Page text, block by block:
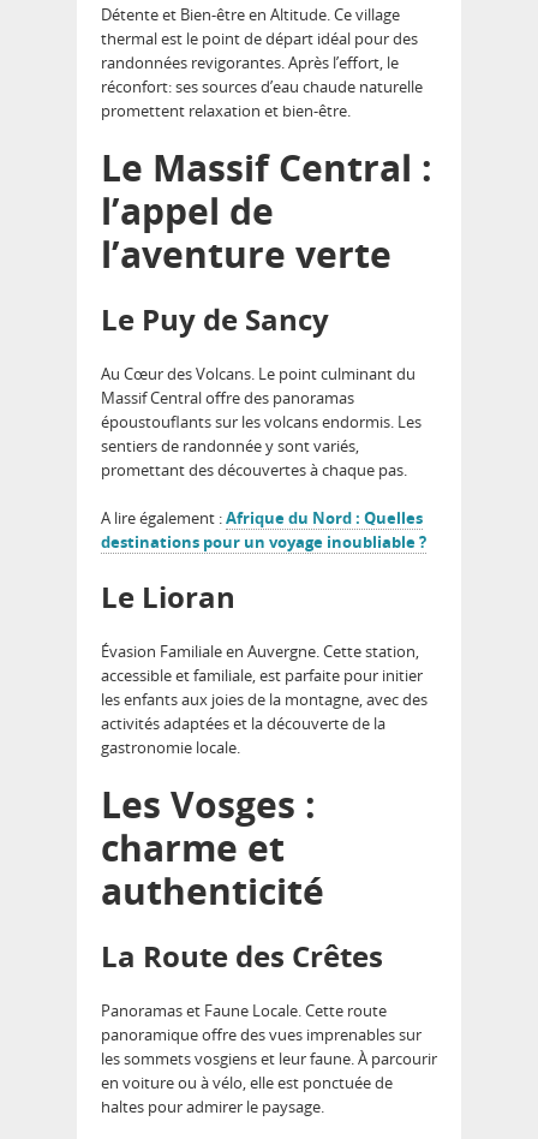
Détente et Bien-être en Altitude. Ce village
thermal est le point de départ idéal pour des
randonnées revigorantes. Après l’effort, le
réconfort: ses sources d’eau chaude naturelle
promettent relaxation et bien-être.
Le Massif Central :
l’appel de
l’aventure verte
Le Puy de Sancy
Au Cœur des Volcans. Le point culminant du
Massif Central offre des panoramas
époustouflants sur les volcans endormis. Les
sentiers de randonnée y sont variés,
promettant des découvertes à chaque pas.
A lire également :Afrique du Nord : Quelles
destinations pour un voyage inoubliable ?
Le Lioran
Évasion Familiale en Auvergne. Cette station,
accessible et familiale, est parfaite pour initier
les enfants aux joies de la montagne, avec des
activités adaptées et la découverte de la
gastronomie locale.
Les Vosges :
charme et
authenticité
La Route des Crêtes
Panoramas et Faune Locale. Cette route
panoramique offre des vues imprenables sur
les sommets vosgiens et leur faune. À parcourir
en voiture ou à vélo, elle est ponctuée de
haltes pour admirer le paysage.